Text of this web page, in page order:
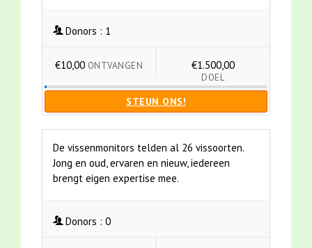
Donors : 1
€10,00 ONTVANGEN €1.500,00
DOEL
STEUN ONS!
De vissenmonitors telden al 26 vissoorten.
Jong en oud, ervaren en nieuw, iedereen
brengt eigen expertise mee.
Donors : 0